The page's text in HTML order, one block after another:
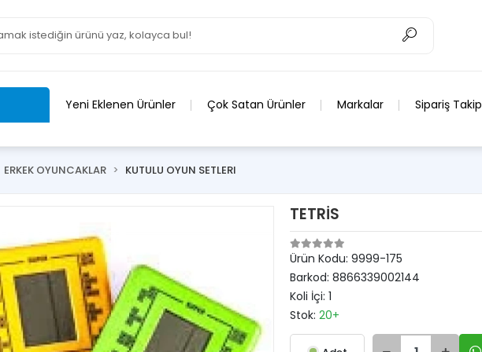
Yeni Eklenen Ürünler Çok Satan Ürünler Markalar Sipariş Takip
ERKEK OYUNCAKLAR KUTULU OYUN SETLERI
TETRİS
Ürün Kodu: 9999-175
Barkod: 8866339002144
Koli İçi: 1
Stok: 20+